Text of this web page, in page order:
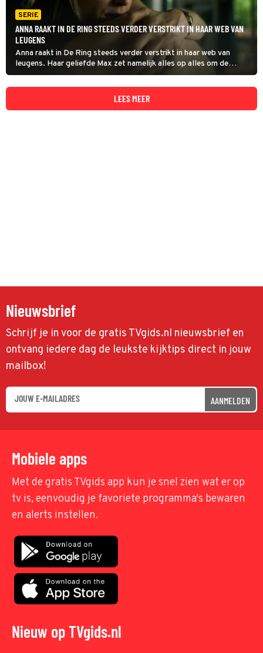
SERIE
ANNA RAAKT IN DE RING STEEDS VERDER VERSTRIKT IN HAAR WEB VAN
LEUGENS
Anna raakt in De Ring steeds verder verstrikt in haar web van
leugens. Haar geliefde Max zet namelijk alles op alles om de
bloedige moord op Simon op te lossen. Maar Anna heeft nog een
belangrijke troef achter de hand.
LEES MEER
Nieuwsbrief
Schrijf je in voor de gratis TVgids.nl nieuwsbrief en
ontvang iedere dag de leukste kijktips direct in jouw
mailbox!
AANMELDEN
Mobiele apps
Met de gratis TVgids app kun je snel zien wat er op
tv is, eenvoudig je favoriete programma's bewaren
en alerts instellen.
Nieuw op TVgids.nl